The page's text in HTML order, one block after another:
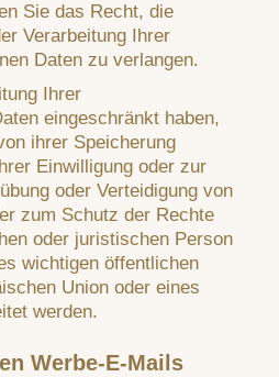
Sie das Recht, die
Verarbeitung Ihrer
Daten zu verlangen.
Ihrer
eingeschränkt haben,
ihrer Speicherung
Einwilligung oder zur
oder Verteidigung von
zum Schutz der Rechte
oder juristischen Person
wichtigen öffentlichen
Union oder eines
werden.
Werbe-E-Mails